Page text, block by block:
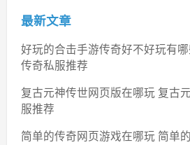
最新文章
好玩的合击手游传奇好不好玩有
传奇私服推荐
复古元神传世网页版在哪玩 复古
服推荐
简单的传奇网页游戏在哪玩 简单